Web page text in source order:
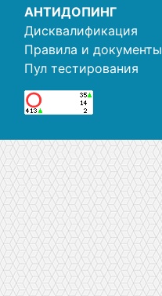
АНТИДОПИНГ
Дисквалификация
Правила и документы
Пул тестирования